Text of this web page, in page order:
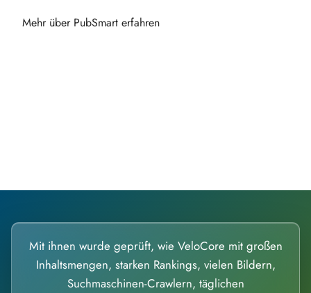
Mehr über PubSmart erfahren
Mit ihnen wurde geprüft, wie VeloCore mit großen
Inhaltsmengen, starken Rankings, vielen Bildern,
Suchmaschinen-Crawlern, täglichen